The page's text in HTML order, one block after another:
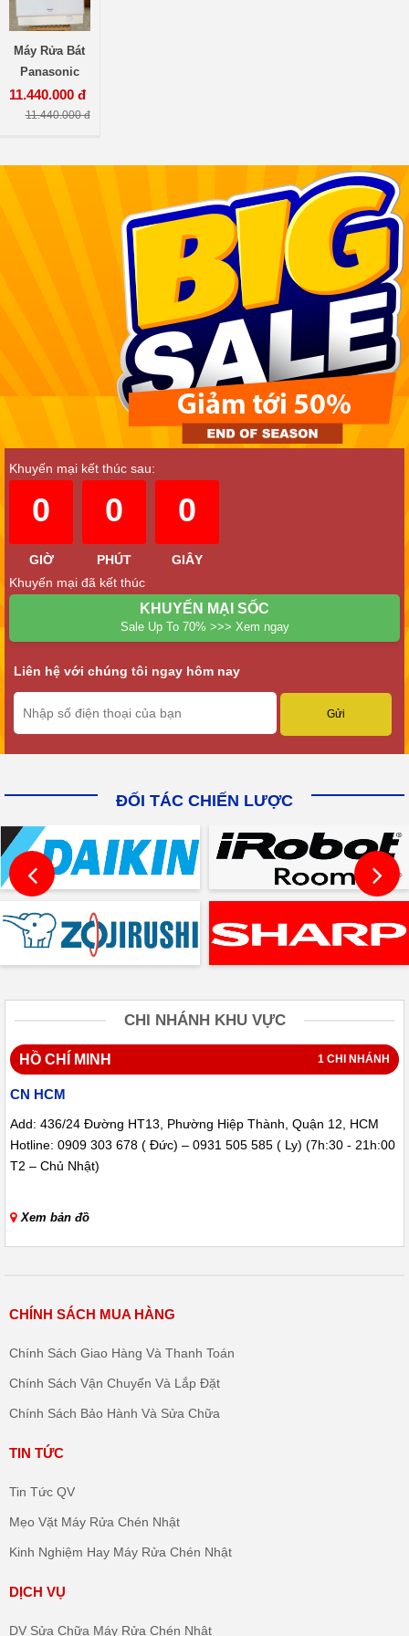
Máy Rửa Bát
Panasonic
TZ300 2023
Cao Cấp, Máy
11.440.000 đ
11.440.000 đ
Khuyến mại kết thúc sau:
0
GIỜ
0
PHÚT
0
GIÂY
Khuyến mại đã kết thúc
KHUYẾN MẠI SỐC
Sale Up To 70% >>> Xem ngay
Liên hệ với chúng tôi ngay hôm nay
ĐỐI TÁC CHIẾN LƯỢC
CHI NHÁNH KHU VỰC
HỒ CHÍ MINH 1 CHI NHÁNH
CN HCM
Add: 436/24 Đường HT13, Phường Hiệp Thành, Quận 12, HCM
Hotline: 0909 303 678 ( Đức) – 0931 505 585 ( Ly) (7h:30 - 21h:00
T2 – Chủ Nhật)
Xem bản đồ
CHÍNH SÁCH MUA HÀNG
Chính Sách Giao Hàng Và Thanh Toán
Chính Sách Vận Chuyển Và Lắp Đặt
Chính Sách Bảo Hành Và Sửa Chữa
TIN TỨC
Tin Tức QV
Mẹo Vặt Máy Rửa Chén Nhật
Kinh Nghiệm Hay Máy Rửa Chén Nhật
DỊCH VỤ
DV Sửa Chữa Máy Rửa Chén Nhật